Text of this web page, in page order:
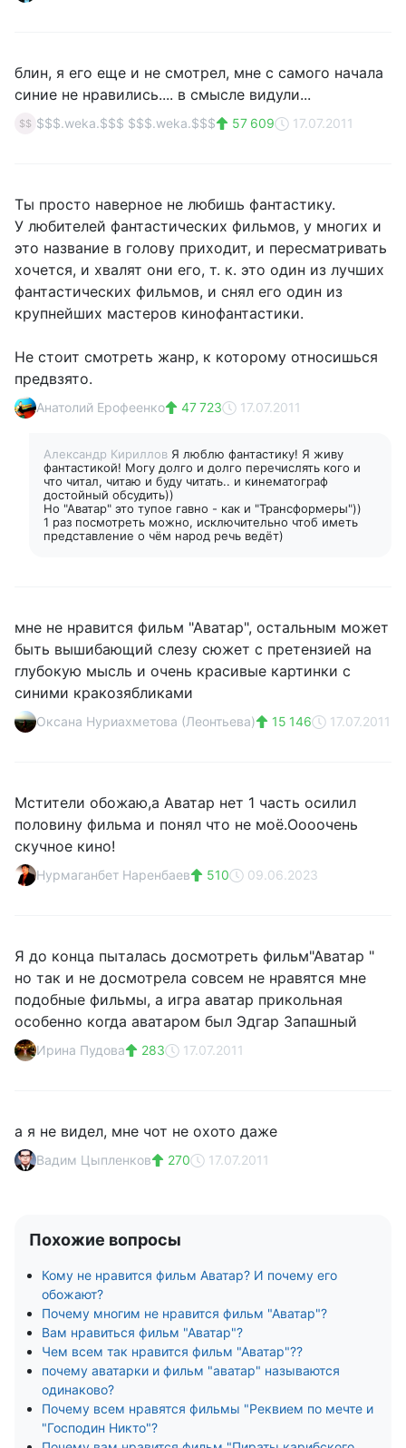
блин, я его еще и не смотрел, мне с самого начала
синие не нравились.... в смысле видули...
$$ $$$.weka.$$$ $$$.weka.$$$ 57 609 17.07.2011
Ты просто наверное не любишь фантастику.
У любителей фантастических фильмов, у многих и
это название в голову приходит, и пересматривать
хочется, и хвалят они его, т. к. это один из лучших
фантастических фильмов, и снял его один из
крупнейших мастеров кинофантастики.
Не стоит смотреть жанр, к которому относишься
предвзято.
Анатолий Ерофеенко 47 723 17.07.2011
Александр Кириллов Я люблю фантастику! Я живу
фантастикой! Могу долго и долго перечислять кого и
что читал, читаю и буду читать.. и кинематограф
достойный обсудить))
Но "Аватар" это тупое гавно - как и "Трансформеры"))
1 раз посмотреть можно, исключительно чтоб иметь
представление о чём народ речь ведёт)
мне не нравится фильм "Аватар", остальным может
быть вышибающий слезу сюжет с претензией на
глубокую мысль и очень красивые картинки с
синими кракозябликами
Оксана Нуриахметова (Леонтьева) 15 146 17.07.2011
Мстители обожаю,а Аватар нет 1 часть осилил
половину фильма и понял что не моё.Оооочень
скучное кино!
Нурмаганбет Наренбаев 510 09.06.2023
Я до конца пыталась досмотреть фильм"Аватар "
но так и не досмотрела совсем не нравятся мне
подобные фильмы, а игра аватар прикольная
особенно когда аватаром был Эдгар Запашный
Ирина Пудова 283 17.07.2011
а я не видел, мне чот не охото даже
Вадим Цыпленков 270 17.07.2011
Похожие вопросы
Кому не нравится фильм Аватар? И почему его
обожают?
Почему многим не нравится фильм "Аватар"?
Вам нравиться фильм "Аватар"?
Чем всем так нравится фильм "Аватар"??
почему аватарки и фильм "аватар" называются
одинаково?
Почему всем нравятся фильмы "Реквием по мечте и
"Господин Никто"?